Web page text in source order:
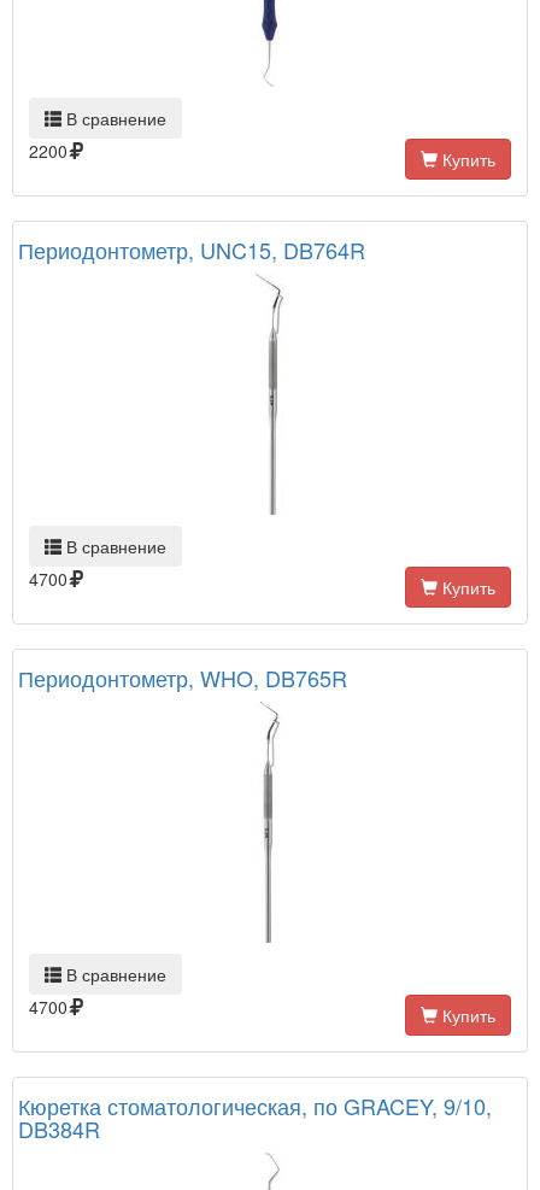
В сравнение
2200
Купить
Периодонтометр, UNC15, DB764R
В сравнение
4700
Купить
Периодонтометр, WHO, DB765R
В сравнение
4700
Купить
Кюретка стоматологическая, по GRACEY, 9/10,
DB384R